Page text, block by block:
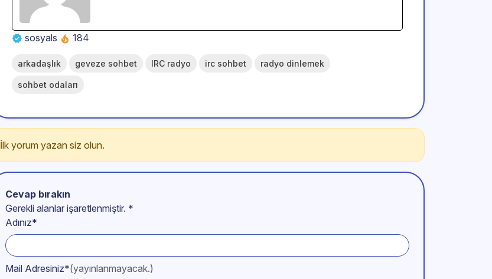
sosyals 184
arkadaşlık geveze sohbet IRC radyo irc sohbet radyo dinlemek
sohbet odaları
İlk yorum yazan siz olun.
Cevap bırakın
Gerekli alanlar işaretlenmiştir. *
Adınız*
Mail Adresiniz*(yayınlanmayacak.)